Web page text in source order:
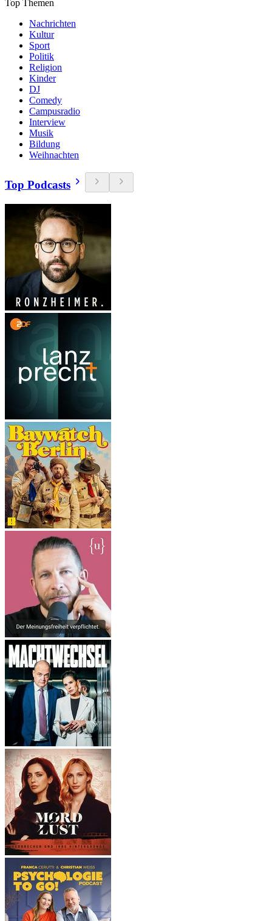
Top Themen
Nachrichten
Kultur
Sport
Politik
Religion
Kinder
DJ
Comedy
Campusradio
Interview
Musik
Bildung
Weihnachten
Top Podcasts